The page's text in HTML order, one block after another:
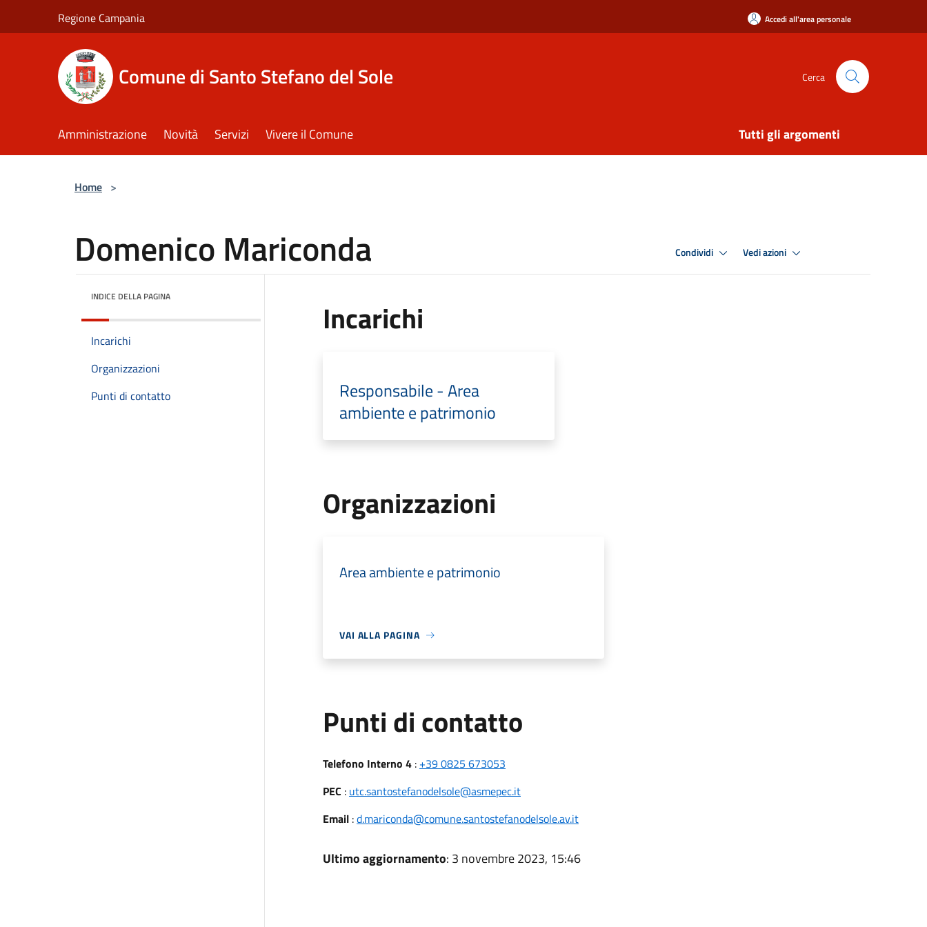
Regione Campania Accedi all'area personale
Comune di Santo Stefano del Sole Cerca
Amministrazione Novità Servizi Vivere il Comune Tutti gli argomenti
Home >
Domenico Mariconda Condividi Vedi azioni
INDICE DELLA PAGINA
Incarichi
Organizzazioni
Punti di contatto
Incarichi
Responsabile - Area
ambiente e patrimonio
Organizzazioni
Area ambiente e patrimonio
VAI ALLA PAGINA
Punti di contatto
Telefono Interno 4: +39 0825 673053
PEC : utc.santostefanodelsole@asmepec.it
Email:d.mariconda@comune.santostefanodelsole.av.it
Ultimo aggiornamento: 3 novembre 2023, 15:46